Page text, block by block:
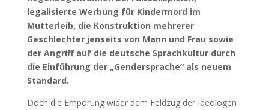
legalisierte Werbung für Kindermord im
Mutterleib, die Konstruktion mehrerer
Geschlechter jenseits von Mann und Frau sowie
der Angriff auf die deutsche Sprachkultur durch
die Einführung der „Gendersprache“ als neuem
Standard.
Doch die Empörung wider dem Feldzug der Ideologen